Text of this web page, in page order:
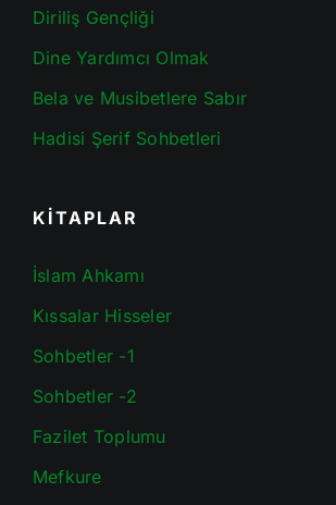
Diriliş Gençliği
Dine Yardımcı Olmak
Bela ve Musibetlere Sabır
Hadisi Şerif Sohbetleri
KİTAPLAR
İslam Ahkamı
Kıssalar Hisseler
Sohbetler -1
Sohbetler -2
Fazilet Toplumu
Mefkure